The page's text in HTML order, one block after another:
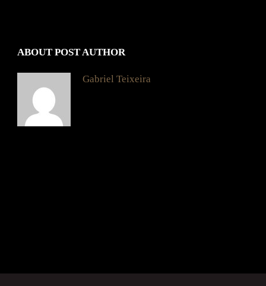
ABOUT POST AUTHOR
Gabriel Teixeira